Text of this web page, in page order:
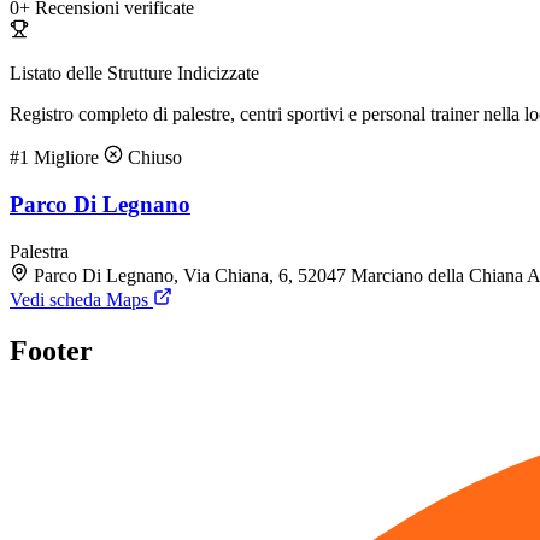
0+ Recensioni verificate
Listato delle Strutture Indicizzate
Registro completo di palestre, centri sportivi e personal trainer nella
#1 Migliore Chiuso
Parco Di Legnano
Palestra
Parco Di Legnano, Via Chiana, 6, 52047 Marciano della Chiana
Vedi scheda Maps
Footer